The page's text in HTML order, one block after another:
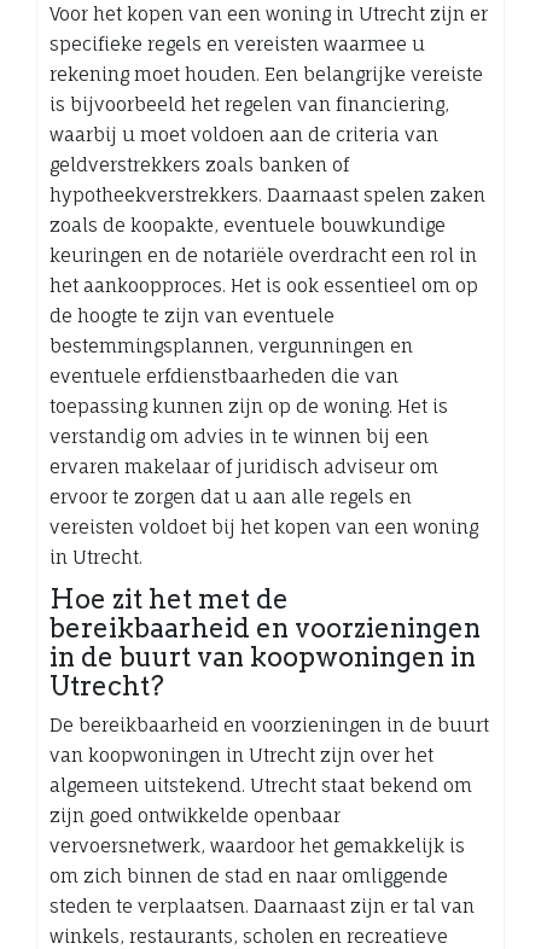
Voor het kopen van een woning in Utrecht zijn er
specifieke regels en vereisten waarmee u
rekening moet houden. Een belangrijke vereiste
is bijvoorbeeld het regelen van financiering,
waarbij u moet voldoen aan de criteria van
geldverstrekkers zoals banken of
hypotheekverstrekkers. Daarnaast spelen zaken
zoals de koopakte, eventuele bouwkundige
keuringen en de notariële overdracht een rol in
het aankoopproces. Het is ook essentieel om op
de hoogte te zijn van eventuele
bestemmingsplannen, vergunningen en
eventuele erfdienstbaarheden die van
toepassing kunnen zijn op de woning. Het is
verstandig om advies in te winnen bij een
ervaren makelaar of juridisch adviseur om
ervoor te zorgen dat u aan alle regels en
vereisten voldoet bij het kopen van een woning
in Utrecht.
Hoe zit het met de
bereikbaarheid en voorzieningen
in de buurt van koopwoningen in
Utrecht?
De bereikbaarheid en voorzieningen in de buurt
van koopwoningen in Utrecht zijn over het
algemeen uitstekend. Utrecht staat bekend om
zijn goed ontwikkelde openbaar
vervoersnetwerk, waardoor het gemakkelijk is
om zich binnen de stad en naar omliggende
steden te verplaatsen. Daarnaast zijn er tal van
winkels, restaurants, scholen en recreatieve